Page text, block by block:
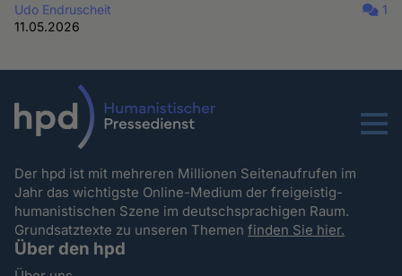
Udo Endruscheit
11.05.2026
1
Menu
Der hpd ist mit mehreren Millionen Seitenaufrufen im
Jahr das wichtigste Online-Medium der freigeistig-
humanistischen Szene im deutschsprachigen Raum.
Grundsatztexte zu unseren Themenfinden Sie hier.
Über den hpd